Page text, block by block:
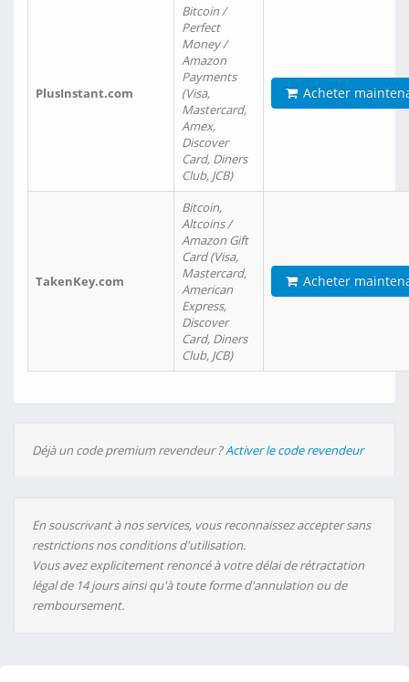
PlusInstant.com
Bitcoin /
Perfect
Money /
Amazon
Payments
(Visa,
Mastercard,
Amex,
Discover
Card, Diners
Club, JCB)
Acheter
TakenKey.com
Bitcoin,
Altcoins /
Amazon Gift
Card (Visa,
Mastercard,
American
Express,
Discover
Card, Diners
Club, JCB)
Acheter
Déjà un code premium revendeur ?Activer le code revendeur
En souscrivant à nos services, vous reconnaissez accepter sans
restrictions nos conditions d'utilisation.
Vous avez explicitement renoncé à votre délai de rétractation
légal de 14 jours ainsi qu'à toute forme d'annulation ou de
remboursement.